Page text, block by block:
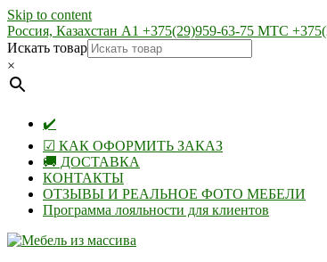
Skip to content
Россия, Казахстан А1 +375(29)959-63-75 МТС
Искать товар
×
✔️
☑ КАК ОФОРМИТЬ ЗАКАЗ
🚚 ДОСТАВКА
КОНТАКТЫ
ОТЗЫВЫ И РЕАЛЬНОЕ ФОТО МЕБЕЛИ
Программа лояльности для клиентов